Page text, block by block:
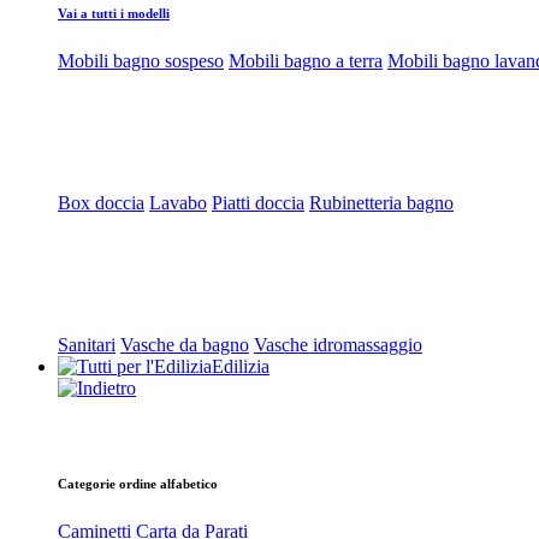
Vai a tutti i modelli
Mobili bagno sospeso Mobili bagno a terra Mobili bagno
Box doccia Lavabo Piatti doccia Rubinetteria bagno
Sanitari Vasche da bagno Vasche idromassaggio
Edilizia
Categorie ordine alfabetico
Caminetti Carta da Parati